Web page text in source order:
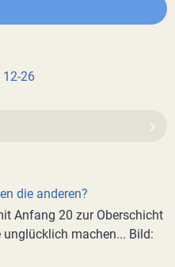
26
die anderen?
Anfang 20 zur Oberschicht
machen... Bild: